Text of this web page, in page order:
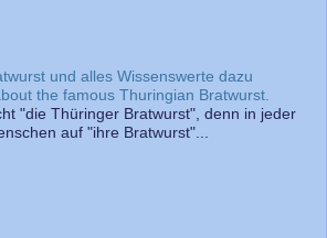
und alles Wissenswerte dazu
the famous Thuringian Bratwurst.
"die Thüringer Bratwurst", denn in jeder
auf "ihre Bratwurst"...